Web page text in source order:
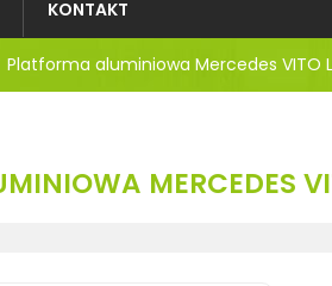
KONTAKT
Platforma aluminiowa Mercedes VITO
MERCEDES